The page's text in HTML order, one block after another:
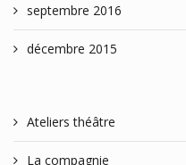
septembre 2016
décembre 2015
Ateliers théâtre
La compagnie